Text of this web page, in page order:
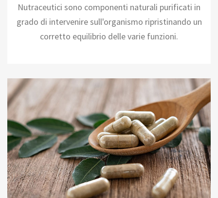
Nutraceutici sono componenti naturali purificati in
grado di intervenire sull'organismo ripristinando un
corretto equilibrio delle varie funzioni.